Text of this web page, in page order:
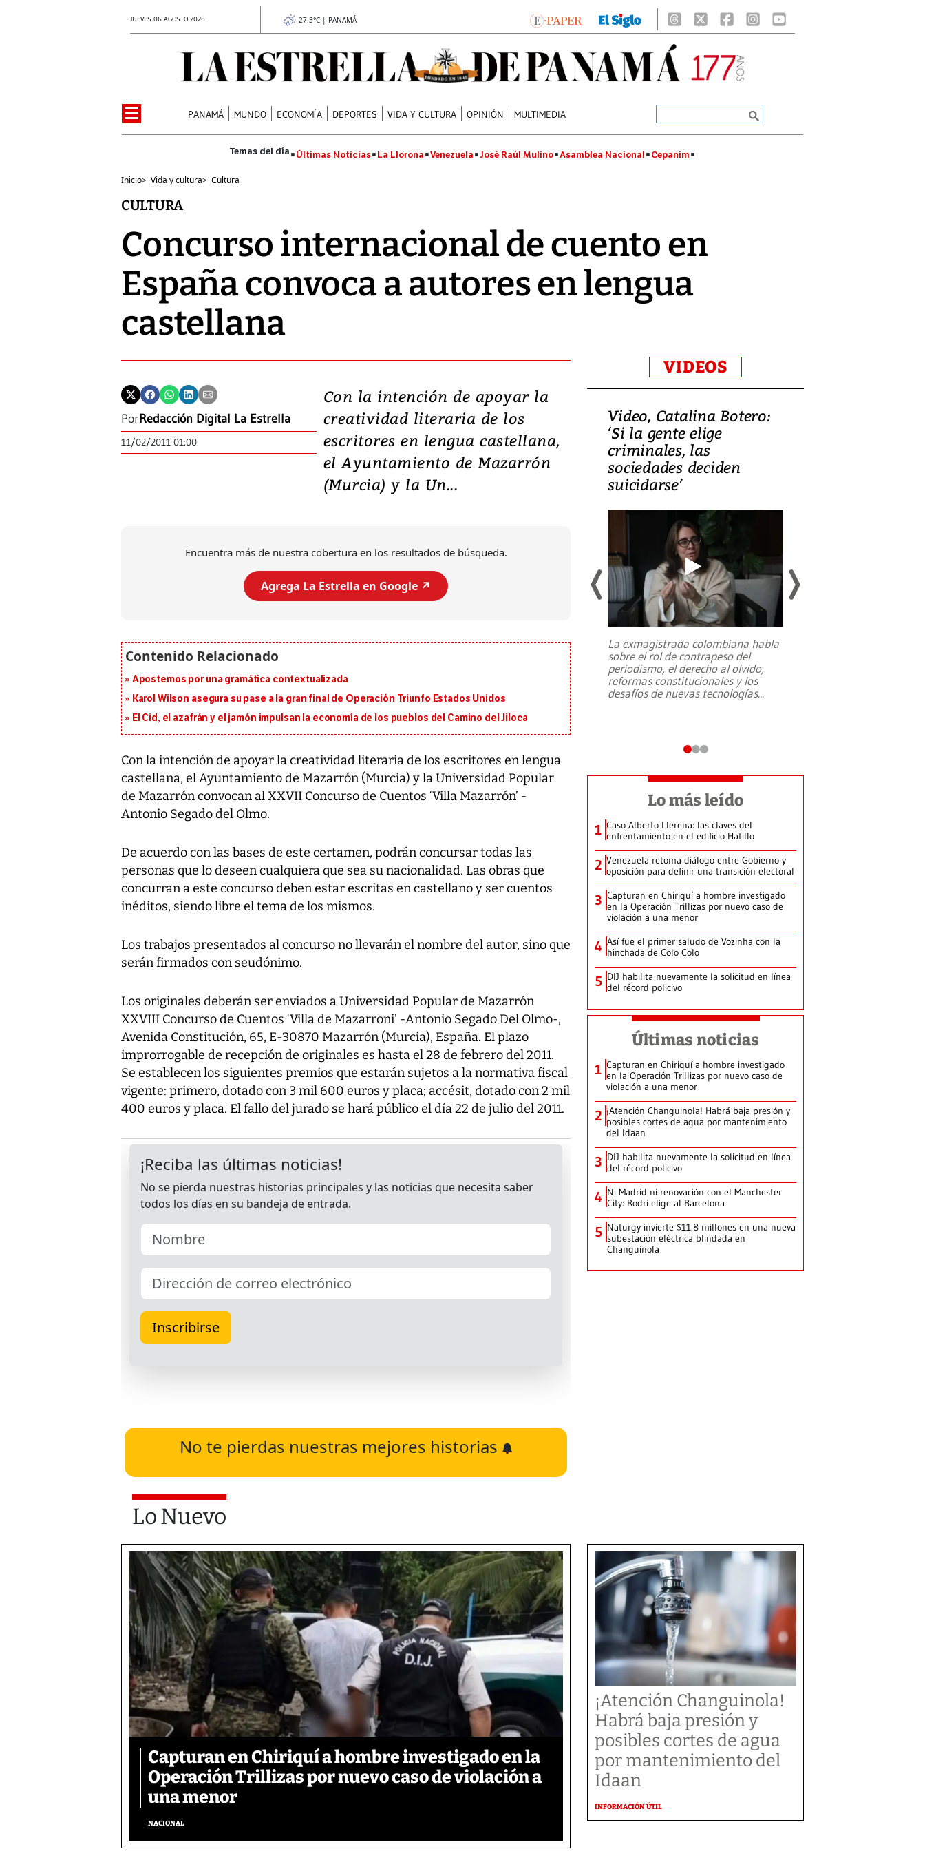
JUEVES 06 AGOSTO 2026 27.3°C | PANAMÁ
PANAMÁ MUNDO ECONOMÍA DEPORTES VIDA Y CULTURA OPINIÓN MULTIMEDIA
Últimas Noticias La Llorona Venezuela José Raúl Mulino Asamblea Nacional Cepanim
Inicio> Vida y cultura> Cultura
CULTURA
Concurso internacional de cuento en
España convoca a autores en lengua
castellana
PorRedacción Digital La Estrella
11/02/2011 01:00
Con la intención de apoyar la
creatividad literaria de los
escritores en lengua castellana,
el Ayuntamiento de Mazarrón
(Murcia) y la Un...
Encuentra más de nuestra cobertura en los resultados de búsqueda.
Agrega La Estrella en Google ↗️
Apostemos por una gramática contextualizada
Karol Wilson asegura su pase a la gran final de Operación Triunfo Estados Unidos
El Cid, el azafrán y el jamón impulsan la economía de los pueblos del Camino del Jiloca
Con la intención de apoyar la creatividad literaria de los escritores en lengua
castellana, el Ayuntamiento de Mazarrón (Murcia) y la Universidad Popular
de Mazarrón convocan al XXVII Concurso de Cuentos ‘Villa Mazarrón’ -
Antonio Segado del Olmo.
De acuerdo con las bases de este certamen, podrán concursar todas las
personas que lo deseen cualquiera que sea su nacionalidad. Las obras que
concurran a este concurso deben estar escritas en castellano y ser cuentos
inéditos, siendo libre el tema de los mismos.
Los trabajos presentados al concurso no llevarán el nombre del autor, sino que
serán firmados con seudónimo.
Los originales deberán ser enviados a Universidad Popular de Mazarrón
XXVIII Concurso de Cuentos ‘Villa de Mazarroni’ -Antonio Segado Del Olmo-,
Avenida Constitución, 65, E-30870 Mazarrón (Murcia), España. El plazo
improrrogable de recepción de originales es hasta el 28 de febrero del 2011.
Se establecen los siguientes premios que estarán sujetos a la normativa fiscal
vigente: primero, dotado con 3 mil 600 euros y placa; accésit, dotado con 2 mil
400 euros y placa. El fallo del jurado se hará público el día 22 de julio del 2011.
No te pierdas nuestras mejores historias
VIDEOS
Video, Japón: Terremoto
deja heridos y graves
daños en Kumamoto
al sur de Japón, provocando una
Video, Catalina Botero:
‘Si la gente elige
criminales, las
sociedades deciden
suicidarse’
La exmagistrada colombiana habla
sobre el rol de contrapeso del
periodismo, el derecho al olvido,
reformas constitucionales y los
desafíos de nuevas tecnologías...
Lo más leído
1 Caso Alberto Llerena: las claves del
enfrentamiento en el edificio Hatillo
2 Venezuela retoma diálogo entre Gobierno y
oposición para definir una transición electoral
3 Capturan en Chiriquí a hombre investigado
en la Operación Trillizas por nuevo caso de
violación a una menor
4 Así fue el primer saludo de Vozinha con la
hinchada de Colo Colo
5 DIJ habilita nuevamente la solicitud en línea
del récord policivo
Últimas noticias
1 Capturan en Chiriquí a hombre investigado
en la Operación Trillizas por nuevo caso de
violación a una menor
2 ¡Atención Changuinola! Habrá baja presión y
posibles cortes de agua por mantenimiento
del Idaan
3 DIJ habilita nuevamente la solicitud en línea
del récord policivo
4 Ni Madrid ni renovación con el Manchester
City: Rodri elige al Barcelona
5 Naturgy invierte $11.8 millones en una nueva
subestación eléctrica blindada en
Changuinola
Lo Nuevo
Capturan en Chiriquí a hombre investigado en la
Operación Trillizas por nuevo caso de violación a
una menor
NACIONAL
¡Atención Changuinola!
Habrá baja presión y
posibles cortes de agua
por mantenimiento del
Idaan
INFORMACIÓN ÚTIL